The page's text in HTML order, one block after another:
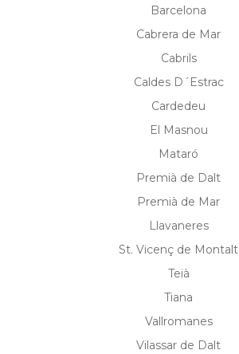
Barcelona
Cabrera de Mar
Cabrils
Caldes D´Estrac
Cardedeu
El Masnou
Mataró
Premià de Dalt
Premià de Mar
Llavaneres
St. Vicenç de Montalt
Teià
Tiana
Vallromanes
Vilassar de Dalt